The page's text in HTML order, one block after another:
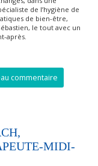
de l’hygiène de
de bien-être,
le tout avec un
après.
commentaire
MIDI-